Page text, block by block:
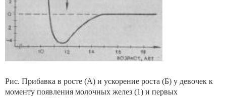
Рис. Прибавка в росте (А) и ускорение роста (Б) у девочек к
моменту появления молочных желез (1) и первых